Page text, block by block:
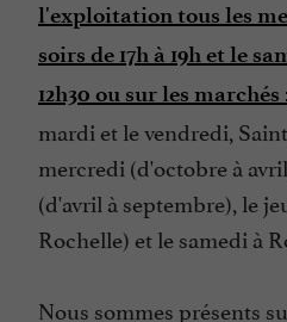
l'exploitation tous les
soirs de 17h à 19h et le
12h30 ou sur les marchés
mardi et le vendredi,
mercredi (d'octobre à
(d'avril à septembre), le
Rochelle) et le samedi à
Nous sommes présents